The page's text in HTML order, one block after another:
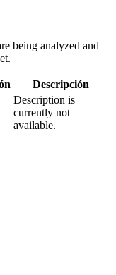
being analyzed and
Descripción
Description is
currently not
available.